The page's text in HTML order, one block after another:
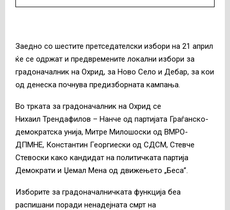
Заедно со шестите претседателски избори на 21 април
ќе се одржат и предвремените локални избори за
градоначалник на Охрид, за Ново Село и Дебар, за кои
од денеска почнува предизборната кампања.
Во трката за градоначалник на Охрид се
Нихаил Трендафилов – Нанче од партијата Граѓанско-
демократска унија, Митре Милошоски од ВМРО-
ДПМНЕ, Константин Георгиески од СДСМ, Стевче
Стевоски како кандидат на политичката партија
Демократи и Џемал Мена од движењето „Беса”.
Изборите за градоначалничката функција беа
распишани поради ненадејната смрт на